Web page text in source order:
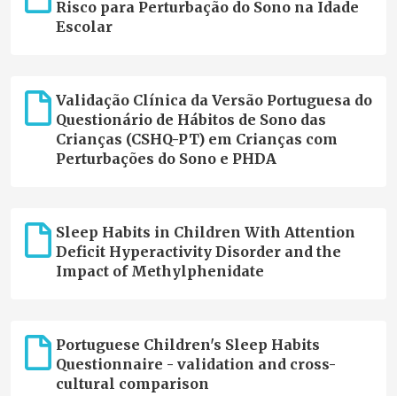
Risco para Perturbação do Sono na Idade
Escolar
Validação Clínica da Versão Portuguesa do
Questionário de Hábitos de Sono das
Crianças (CSHQ-PT) em Crianças com
Perturbações do Sono e PHDA
Sleep Habits in Children With Attention
Deficit Hyperactivity Disorder and the
Impact of Methylphenidate
Portuguese Children's Sleep Habits
Questionnaire - validation and cross-
cultural comparison